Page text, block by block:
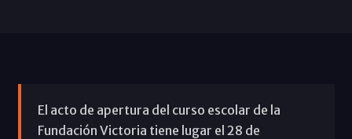
El acto de apertura del curso escolar de la
Fundación Victoria tiene lugar el 28 de